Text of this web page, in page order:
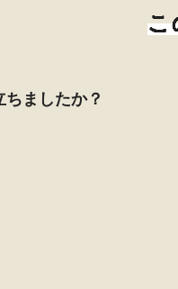
こ
ましたか？